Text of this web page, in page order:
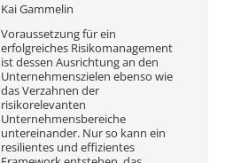
Kai Gammelin
Voraussetzung für ein
erfolgreiches Risikomanagement
ist dessen Ausrichtung an den
Unternehmenszielen ebenso wie
das Verzahnen der
risikorelevanten
Unternehmensbereiche
untereinander. Nur so kann ein
resilientes und effizientes